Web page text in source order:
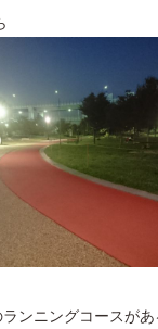
ンニングコースがあ